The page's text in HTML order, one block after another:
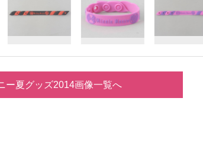
ー夏グッズ2014画像一覧へ